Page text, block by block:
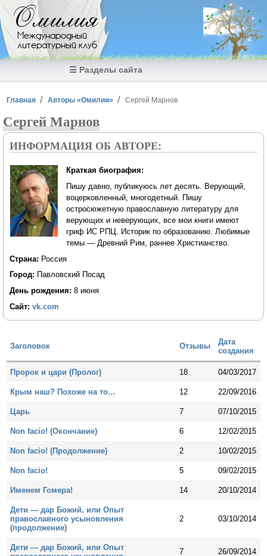
Перейти к основному содержанию
Омилия
Международный
литературный клуб
☰ Разделы сайта
Вы здесь
Главная Авторы «Омилии» Сергей Марнов
Сергей Марнов
ИНФОРМАЦИЯ ОБ АВТОРЕ:
Краткая биография:
Пишу давно, публикуюсь лет десять. Верующий,
воцерковленный, многодетный. Пишу
остросюжетную православную литературу для
верующих и неверующих, все мои книги имеют
гриф ИС РПЦ. Историк по образованию. Любимые
темы — Древний Рим, раннее Христианство.
Страна: Россия
Город: Павловский Посад
День рождения: 8 июня
Сайт: vk.com
Заголовок Отзывы
Дата
создания
Пророк и цари (Пролог) 18 04/03/2017
Крым наш? Похоже на то… 12 22/09/2016
Царь 7 07/10/2015
Non facio! (Окончание) 6 12/02/2015
Non facio! (Продолжение) 2 10/02/2015
Non facio! 5 09/02/2015
Именем Гомера! 14 20/10/2014
Дети — дар Божий, или Опыт
православного усыновления
(продолжение)
2 03/10/2014
Дети — дар Божий, или Опыт
7 26/09/2014